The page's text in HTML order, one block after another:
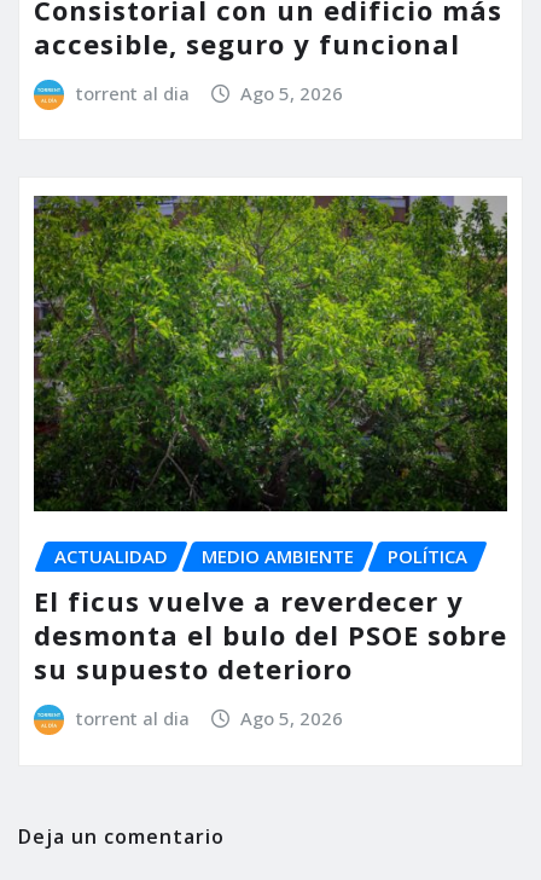
Consistorial con un edificio más
accesible, seguro y funcional
torrent al dia Ago 5, 2026
ACTUALIDAD MEDIO AMBIENTE POLÍTICA
El ficus vuelve a reverdecer y
desmonta el bulo del PSOE sobre
su supuesto deterioro
torrent al dia Ago 5, 2026
Deja un comentario